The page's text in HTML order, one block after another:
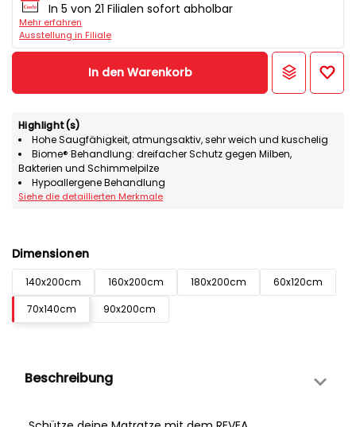
In 5 von 21 Filialen sofort abholbar
Mehr erfahren
Ausstellung in Filiale
In den Warenkorb
Highlight(s)
Hohe Saugfähigkeit, atmungsaktiv, sehr weich und kuschelig
Biome® Behandlung: dreifacher Schutz gegen Milben,
Bakterien und Schimmelpilze
Hypoallergene Behandlung
Siehe die detaillierten Merkmale
Dimensionen
140x200cm 160x200cm 180x200cm
60x120cm
70x140cm
90x200cm
Beschreibung